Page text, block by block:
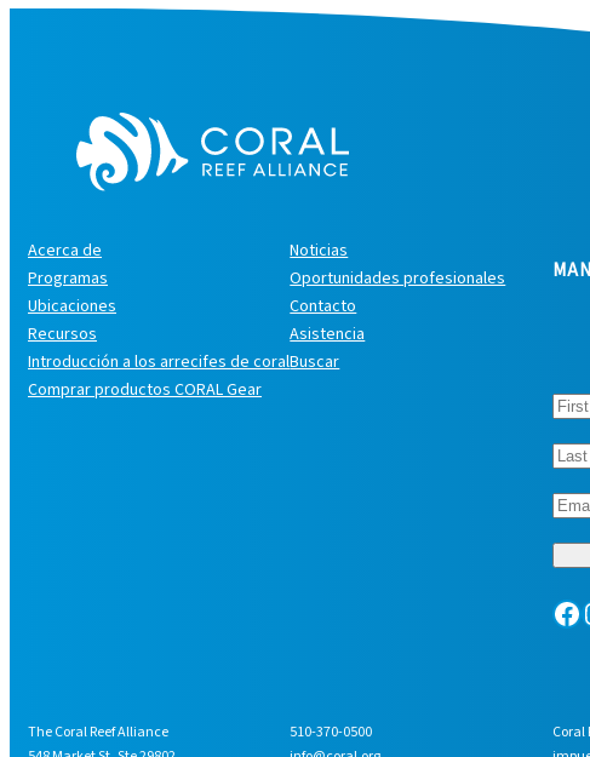
Acerca de
Programas
Ubicaciones
Recursos
Introducción a los arrecifes de coral
Comprar productos CORAL Gear
Noticias
Oportunidades profesionales
Contacto
Asistencia
Buscar
Facebook
The Coral Reef Alliance
510-370-0500
Coral